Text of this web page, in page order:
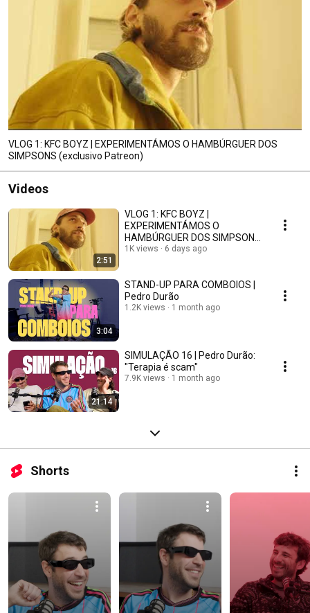
VLOG 1: KFC BOYZ | EXPERIMENTÁMOS O HAMBÚRGUER DOS
SIMPSONS (exclusivo Patreon)
Videos
2:51
VLOG 1: KFC BOYZ |
EXPERIMENTÁMOS O
HAMBÚRGUER DOS SIMPSONS
(exclusivo Patreon)
1K views 6 days ago
3:04
STAND-UP PARA COMBOIOS |
Pedro Durão
1.2K views 1 month ago
21:14
SIMULAÇÃO 16 | Pedro Durão:
"Terapia é scam"
7.9K views 1 month ago
Shorts